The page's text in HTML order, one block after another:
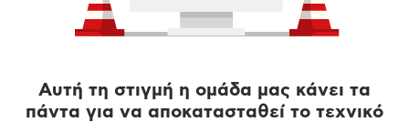
Αυτή τη στιγμή η ομάδα μας κάνει τα
πάντα για να αποκατασταθεί το τεχνικό